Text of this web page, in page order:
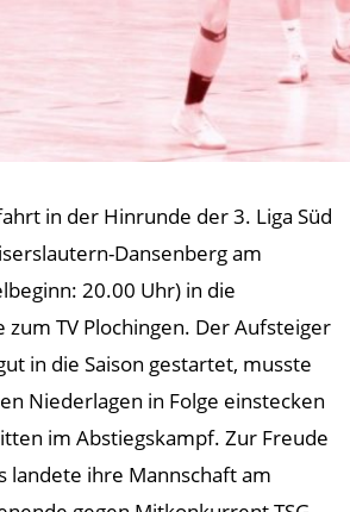
in der Hinrunde der 3. Liga Süd
Dansenberg am
20.00 Uhr) in die
zum TV Plochingen. Der Aufsteiger
in die Saison gestartet, musste
Niederlagen in Folge einstecken
im Abstiegskampf. Zur Freude
landete ihre Mannschaft am